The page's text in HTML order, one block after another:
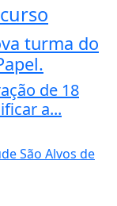
turma do
de 18
a...